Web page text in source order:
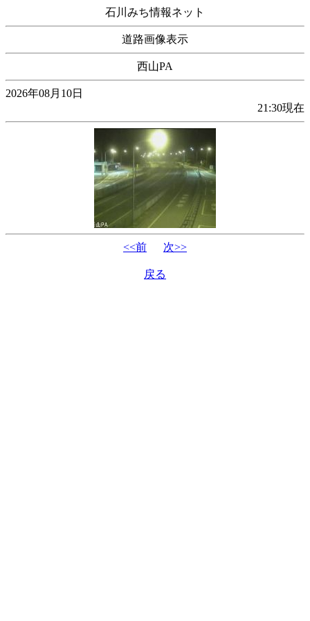
石川みち情報ネット
道路画像表示
西山PA
2026年08月10日
21:30現在
<<前 次>>
戻る